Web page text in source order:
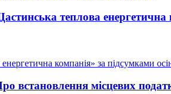
теплова енергетична
компанія» за підсумками
місцевих